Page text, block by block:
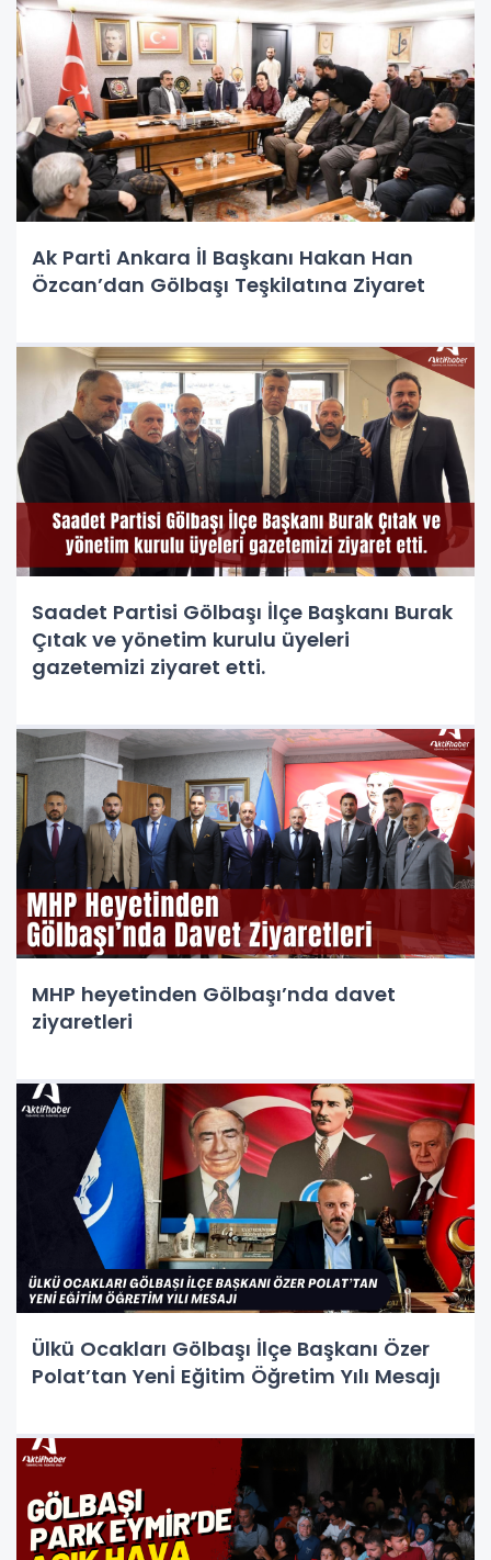
Ak Parti Ankara İl Başkanı Hakan Han
Özcan’dan Gölbaşı Teşkilatına Ziyaret
Saadet Partisi Gölbaşı İlçe Başkanı Burak
Çıtak ve yönetim kurulu üyeleri
gazetemizi ziyaret etti.
MHP heyetinden Gölbaşı’nda davet
ziyaretleri
Ülkü Ocakları Gölbaşı İlçe Başkanı Özer
Polat’tan Yenİ Eğitim Öğretim Yılı Mesajı